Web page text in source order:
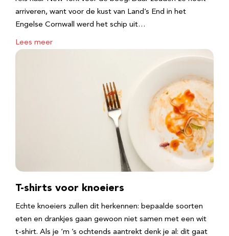
arriveren, want voor de kust van Land’s End in het
Engelse Cornwall werd het schip uit…
Lees meer
T-shirts voor knoeiers
Echte knoeiers zullen dit herkennen: bepaalde soorten
eten en drankjes gaan gewoon niet samen met een wit
t-shirt. Als je ‘m ’s ochtends aantrekt denk je al: dit gaat